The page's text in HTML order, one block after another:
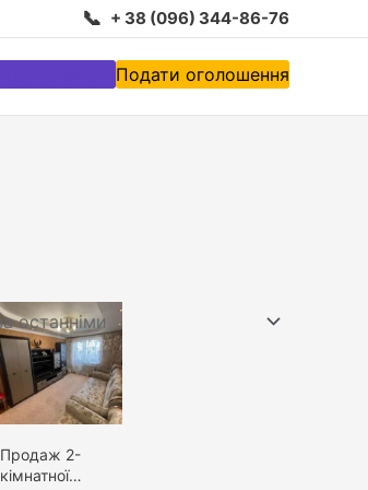
📞 + 38 (096) 344-86-76
Подати оголошення
Продаж 2-
кімнатної